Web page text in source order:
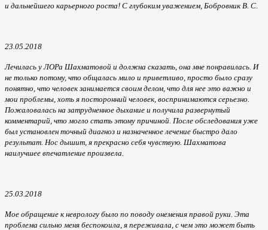
и дальнейшего карьерного роста! С глубоким уважением, Бобровник В. С.
23.05.2018
Лечилась у ЛОРа Шахматовой и должна сказать, она мне понравилась. И
не только потому, что общалась мило и приветливо, просто было сразу
понятно, что человек занимается своим делом, что для нее это важно и
мои проблемы, хоть я посторонний человек, воспринимаются серьезно.
Пожаловалась на затрудненное дыхание и получила развернутый
комментарий, что могло стать этому причиной. После обследования уже
был установлен точный диагноз и назначенное лечение быстро дало
результат. Нос дышит, я прекрасно себя чувствую. Шахматова
наилучшее впечатление произвела.
25.03.2018
Мое обращение к неврологу было по поводу онемения правой руки. Эта
проблема сильно меня беспокоила, я переживала, с чем это может быть